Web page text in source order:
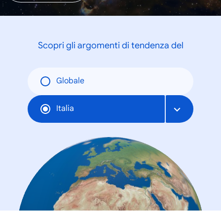
Scopri gli argomenti di tendenza del
Globale
Italia